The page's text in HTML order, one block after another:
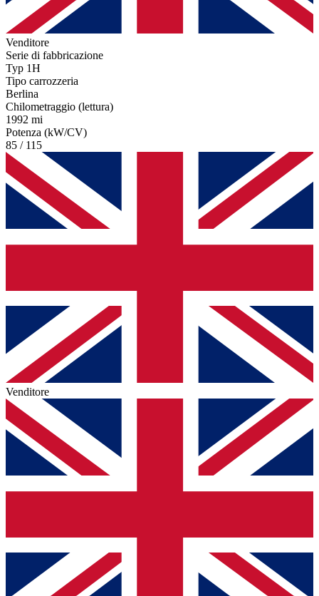
Venditore
Serie di fabbricazione
Typ 1H
Tipo carrozzeria
Berlina
Chilometraggio (lettura)
1992 mi
Potenza (kW/CV)
85 / 115
Venditore